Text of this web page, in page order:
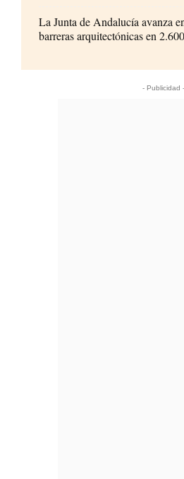
La Junta de Andalucía avanza
barreras arquitectónicas en
- Publicidad -